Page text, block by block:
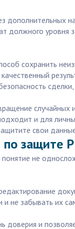
уровня
сохранить
и для
свои
защите
не
не забывать их
и